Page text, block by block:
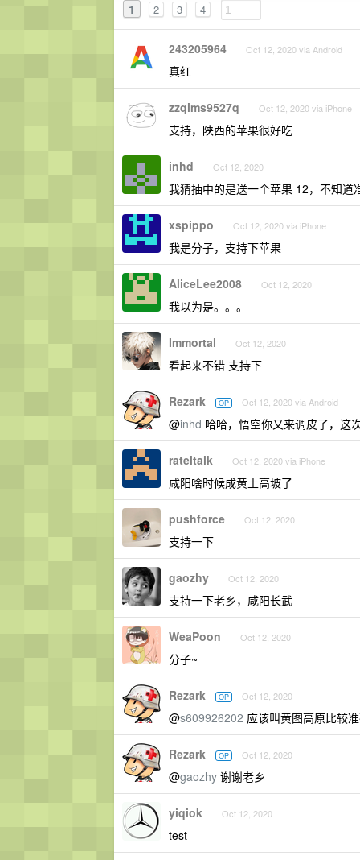
1 2 3 4
243205964 Oct 12, 2020 via Android
真红
zzqims9527q Oct 12, 2020 via iPhone
支持，陕西的苹果很好吃
inhd Oct 12, 2020
我猜抽中的是送一个苹果 12，不知道
xspippo Oct 12, 2020 via iPhone
我是分子，支持下苹果
AliceLee2008 Oct 12, 2020
我以为是。。。
Immortal Oct 12, 2020
看起来不错 支持下
Rezark OP Oct 12, 2020 via Android
@inhd 哈哈，悟空你又来调皮了，这
rateltalk Oct 12, 2020 via iPhone
咸阳啥时候成黄土高坡了
pushforce Oct 12, 2020
支持一下
gaozhy Oct 12, 2020
支持一下老乡，咸阳长武
WeaPoon Oct 12, 2020
分子~
Rezark OP Oct 12, 2020
@s609926202 应该叫黄图高原比较准
Rezark OP Oct 12, 2020
@gaozhy 谢谢老乡
yiqiok Oct 12, 2020
test